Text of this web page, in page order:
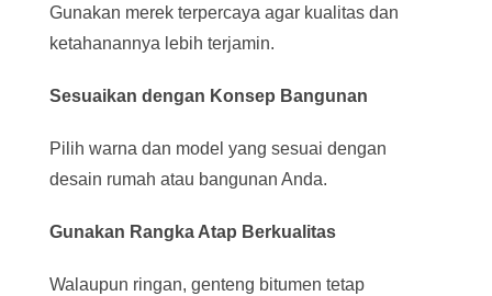
Gunakan merek terpercaya agar kualitas dan
ketahanannya lebih terjamin.
Sesuaikan dengan Konsep Bangunan
Pilih warna dan model yang sesuai dengan
desain rumah atau bangunan Anda.
Gunakan Rangka Atap Berkualitas
Walaupun ringan, genteng bitumen tetap